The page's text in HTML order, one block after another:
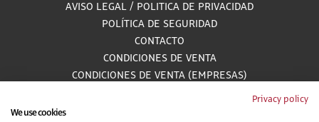
AVISO LEGAL / POLITICA DE PRIVACIDAD
POLÍTICA DE SEGURIDAD
CONTACTO
CONDICIONES DE VENTA
CONDICIONES DE VENTA (EMPRESAS)
Privacy policy
We use cookies